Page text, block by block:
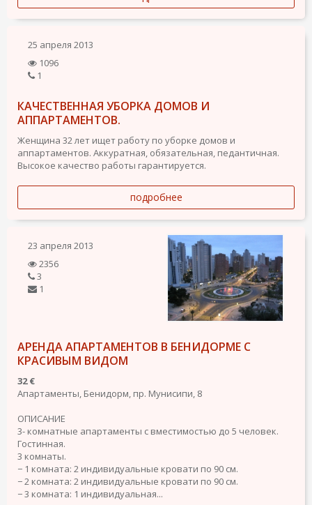
25 апреля 2013
1096
1
КАЧЕСТВЕННАЯ УБОРКА ДОМОВ И
АППАРТАМЕНТОВ.
Женщина 32 лет ищет работу по уборке домов и
аппартаментов. Аккуратная, обязательная, педантичная.
Высокое качество работы гарантируется.
подробнее
23 апреля 2013
2356
3
1
АРЕНДА АПАРТАМЕНТОВ В БЕНИДОРМЕ С
КРАСИВЫМ ВИДОМ
32 €
Апартаменты, Бенидорм, пр. Мунисипи, 8
ОПИСАНИЕ
3- комнатные апартаменты с вместимостью до 5 человек.
Гостинная.
3 комнаты.
− 1 комната: 2 индивидуальные кровати по 90 см.
− 2 комната: 2 индивидуальные кровати по 90 см.
− 3 комната: 1 индивидуальная...